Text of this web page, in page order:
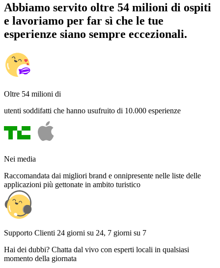
Abbiamo servito oltre 54 milioni di ospiti
e lavoriamo per far sì che le tue
esperienze siano sempre eccezionali.
Oltre 54 milioni di
utenti soddifatti che hanno usufruito di 10.000 esperienze
Nei media
Raccomandata dai migliori brand e onnipresente nelle liste delle
applicazioni più gettonate in ambito turistico
Supporto Clienti 24 giorni su 24, 7 giorni su 7
Hai dei dubbi? Chatta dal vivo con esperti locali in qualsiasi
momento della giornata